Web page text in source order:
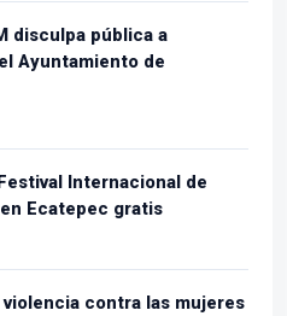
disculpa pública a
Ayuntamiento de
Internacional de
Ecatepec gratis
violencia contra las mujeres